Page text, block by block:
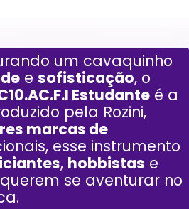
um cavaquinho
e sofisticação, o
Estudanteé a
pela Rozini,
marcas de
esse instrumento
, hobbistas e
se aventurar no